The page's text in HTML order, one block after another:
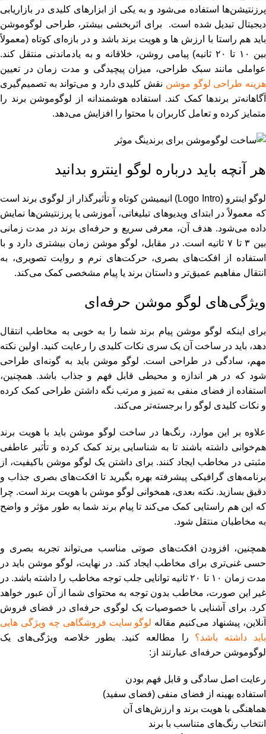
پرزنتیشن‌ها استفاده می‌شود و به یکی از ابزارهای کلیدی در بازاریابی
دیجیتال تبدیل شده است. برای اثربخشی بیشتر، طراحی لوگوموشن
باید هم ‌راستا با ارزش ها و هویت برند باشد و در بازه‌ای کوتاه (معمولاً
بین ۱۰ تا ۲۰ ثانیه) پیامی روشن، خلاقانه و به ‌یادماندنی منتقل کند.
عواملی مانند سبک طراحی، میزان پیچیدگی و مدت زمان در تعیین
هزینه طراحی لوگو موشن نقش کلیدی دارد و می‌تواند به تصمیم‌گیری
آگاهانه‌تر برندها کمک کند. استفاده هوشمندانه از لوگوموشن برند را
متمایز کرده و تعامل کاربران با محتوا را افزایش می‌دهد.
هر آنچه باید درباره لوگو اینترو بدانید
لوگو اینترو (Logo Intro) انیمیشن کوتاه و تأثیرگذار از لوگوی برند است
که معمولاً در ابتدای ویدیوهای تبلیغاتی، آموزشی یا پرزنتیشن‌ها نمایش
داده می‌شود. هدف آن، معرفی سریع و حرفه‌ای برند در مدت زمانی
بین ۳ تا ۷ ثانیه است. در مقابل، لوگو موشن زمان بیشتری دارد و با
استفاده از افکت‌های بصری، حرکت‌های نرم و روایت تصویری، به
انتقال مفاهیم عمیق‌تر و داستان برند یا پیام مشخصی کمک می‌کند.
ویژگی‌های لوگو موشن حرفه‌ای
برای اینکه لوگو موشن پیام برند شما را به‌ خوبی به مخاطب انتقال
دهد، باید در ساخت آن یک سری نکات کلیدی را رعایت کنید. اولین نکته
مهم، سادگی در طراحی است. لوگو موشن باید به ‌گونه‌ای طراحی
شود که در هر اندازه و محیطی قابل ‌فهم و جذاب باشد. همچنین،
استفاده از فضای منفی به تمیز و مرتب نگه ‌داشتن طراحی کمک کرده
و نکات کلیدی لوگو را برجسته‌تر می‌کند.
علاوه بر این موارد، رنگ‌ها در ساخت لوگو موشن باید با هویت برند
هم‌خوانی داشته باشند تا به شناسایی برند کمک کرده و تأثیر عاطفی
مثبتی در مخاطب ایجاد کنند. برای داشتن یک لوگو موشن باکیفیت، از
برنامه‌های گرافیکی پیشرفته بهره بگیرید تا افکت‌های بصری جذاب و
دقیق بسازید. نکته بعدی، همخوانی لوگو موشن با هویت برند است. چرا
که این هم‌ راستایی کمک می‌کند تا پیام برند شما به ‌طور مؤثر و واضح
به مخاطبان منتقل شود.
همچنین، افزودن افکت‌های صوتی مناسب می‌تواند تجربه بصری و
حسی غنی‌تری برای مخاطب ایجاد کند. در نهایت، لوگو موشن باید در
مدت زمان ۱۰ تا ۲۰ ثانیه توانایی جلب توجه مخاطب را داشته باشد. در
غیر این صورت، مخاطب بدون توجه به محتوای شما از آن عبور خواهد
کرد. برای آشنایی با خصوصیات یک لوگوی حرفه‌ای در فضای فروش
آنلاین، پیشنهاد می‌کنیم مقاله لوگو سایت فروشگاهی چه ویژگی هایی
باید داشته باشد؟ را مطالعه کنید. بطور خلاصه ویژگی‌های یک
لوگوموشن حرفه‌‌ای عبارتند از:
رعایت اصل سادگی و قابل فهم بودن
استفاده بهینه از فضای منفی (فضای سفید)
هماهنگی با هویت برند و ارزش‌های آن
انتخاب رنگ‌های متناسب با برند